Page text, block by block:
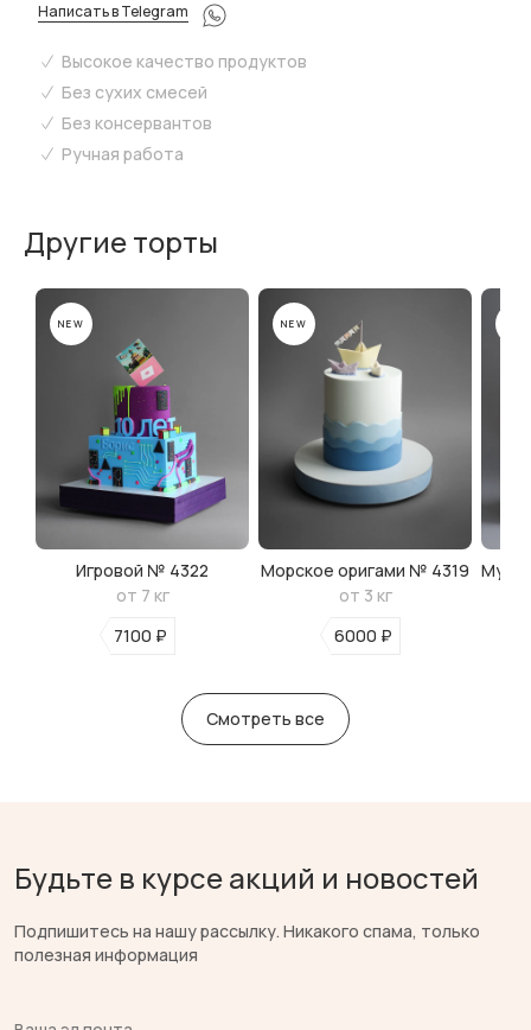
Написать в Telegram
Высокое качество продуктов
Без сухих смесей
Без консервантов
Ручная работа
Другие торты
Игровой № 4322
от 7 кг
7100 ₽
NEW
Морское оригами № 4319
от 3 кг
6000 ₽
NEW
Смотреть все
Будьте в курсе акций и новостей
Подпишитесь на нашу рассылку. Никакого спама, только
полезная информация